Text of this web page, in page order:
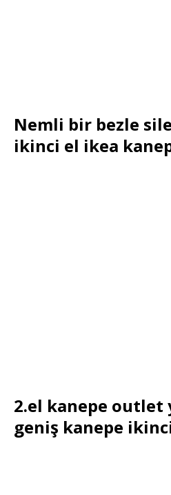
Nemli bir bezle
ikinci el ikea
2.el kanepe outlet
geniş kanepe